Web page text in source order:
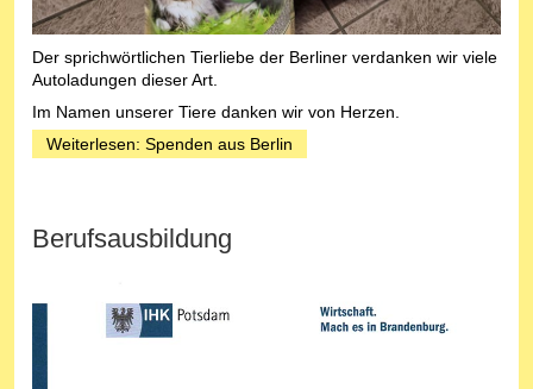
Der sprichwörtlichen Tierliebe der Berliner verdanken wir viele
Autoladungen dieser Art.
Im Namen unserer Tiere danken wir von Herzen.
Weiterlesen: Spenden aus Berlin
Berufsausbildung